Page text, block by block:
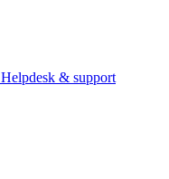
Helpdesk & support